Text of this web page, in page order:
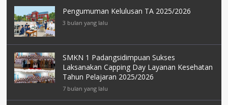
Pengumuman Kelulusan TA 2025/2026
3 bulan yang lalu
SMKN 1 Padangsidimpuan Sukses
Laksanakan Capping Day Layanan Kesehatan
Tahun Pelajaran 2025/2026
7 bulan yang lalu